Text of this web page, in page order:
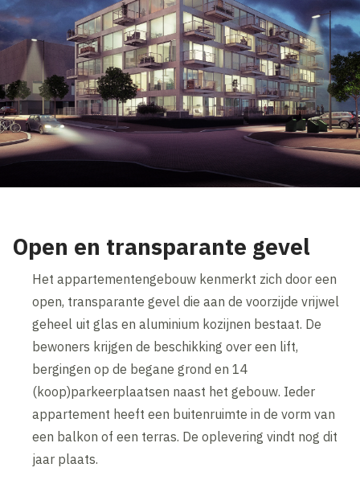
Open en transparante gevel
Het appartementengebouw kenmerkt zich door een
open, transparante gevel die aan de voorzijde vrijwel
geheel uit glas en aluminium kozijnen bestaat. De
bewoners krijgen de beschikking over een lift,
bergingen op de begane grond en 14
(koop)parkeerplaatsen naast het gebouw. Ieder
appartement heeft een buitenruimte in de vorm van
een balkon of een terras. De oplevering vindt nog dit
jaar plaats.